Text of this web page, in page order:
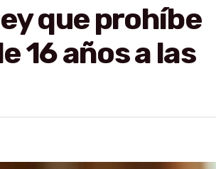
que prohíbe
16 años a las